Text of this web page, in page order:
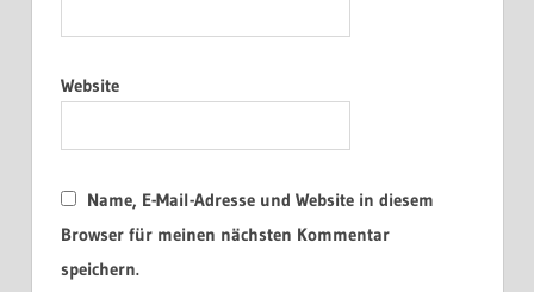
Website
Name, E-Mail-Adresse und Website in diesem
Browser für meinen nächsten Kommentar
speichern.